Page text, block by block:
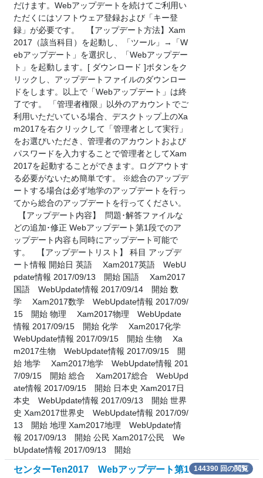
だけます。Webアップデートを続けてご利用い
ただくにはソフトウェア登録および「キー登
録」が必要です。 【アップデート方法】Xam
2017（該当科目）を起動し、「ツール」→「W
ebアップデート」を選択し、「Webアップデー
ト」を起動します。[ ダウンロード ]ボタンをク
リックし、アップデートファイルのダウンロー
ドをします。以上で「Webアップデート」は終
了です。 「管理者権限」以外のアカウントでご
利用いただいている場合、デスクトップ上のXa
m2017を右クリックして「管理者として実行」
をお選びいただき、管理者のアカウントおよび
パスワードを入力することで管理者としてXam
2017を起動することができます。ログアウトす
る必要がないため簡単です。 ※総合のアップデ
ートする場合は必ず地学のアップデートを行っ
てから総合のアップデートを行ってください。
【アップデート内容】 問題･解答ファイルな
どの追加･修正 Webアップデート第1段でのア
ップデート内容も同時にアップデート可能で
す。 【アップデートリスト】 科目 アップデ
ート情報 開始日 英語 Xam2017英語 WebU
pdate情報 2017/09/13 開始 国語 Xam2017
国語 WebUpdate情報 2017/09/14 開始 数
学 Xam2017数学 WebUpdate情報 2017/09/
15 開始 物理 Xam2017物理 WebUpdate
情報 2017/09/15 開始 化学 Xam2017化学
WebUpdate情報 2017/09/15 開始 生物 Xa
m2017生物 WebUpdate情報 2017/09/15 開
始 地学 Xam2017地学 WebUpdate情報 201
7/09/15 開始 総合 Xam2017総合 WebUpd
ate情報 2017/09/15 開始 日本史 Xam2017日
本史 WebUpdate情報 2017/09/13 開始 世界
史 Xam2017世界史 WebUpdate情報 2017/09/
13 開始 地理 Xam2017地理 WebUpdate情
報 2017/09/13 開始 公民 Xam2017公民 We
bUpdate情報 2017/09/13 開始
センターTen2017 Webアップデート第1
144390 回の閲覧